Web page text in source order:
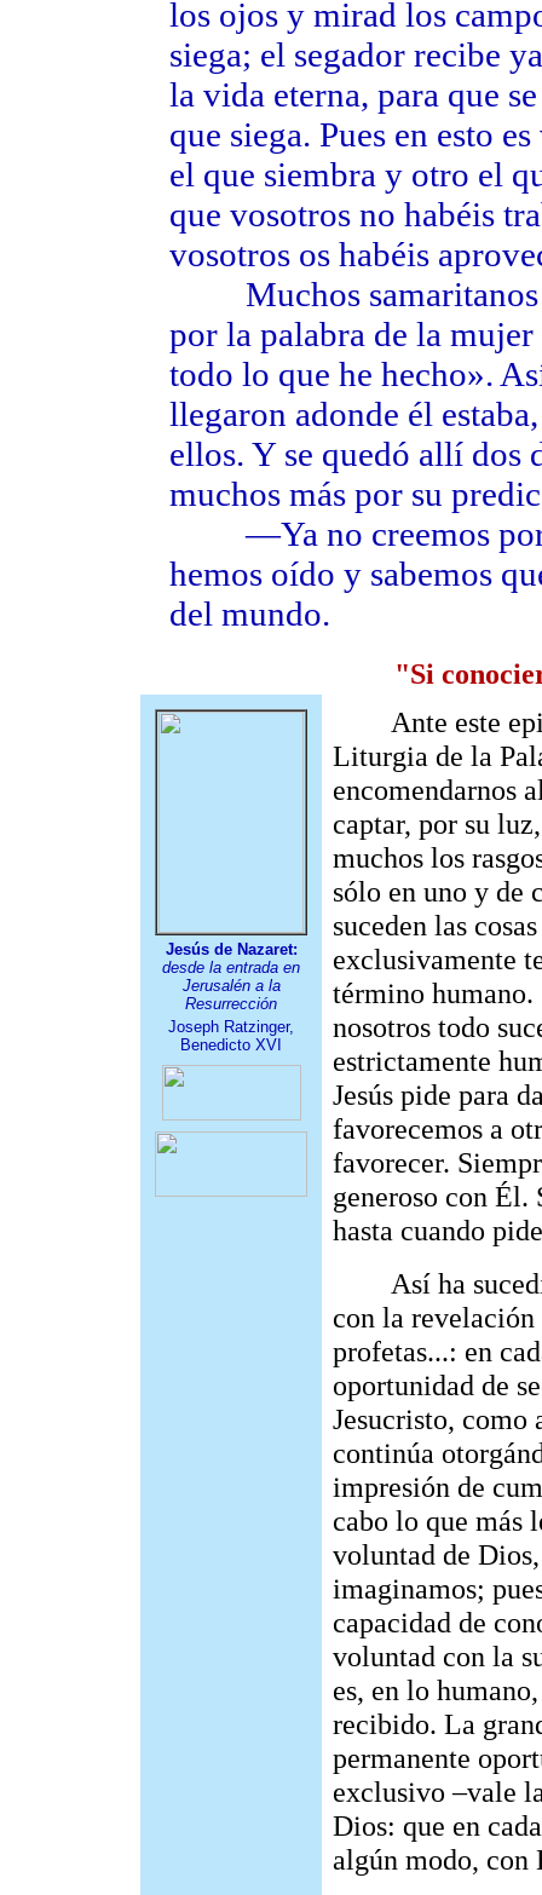
los ojos y mirad los
siega; el segador recibe
la vida eterna, para que
que siega. Pues en esto
el que siembra y otro el
que vosotros no habéis
vosotros os habéis
Muchos samaritanos
por la palabra de la
todo lo que he hecho».
llegaron adonde él
ellos. Y se quedó allí dos
muchos más por su
—Ya no creemos por
hemos oído y sabemos
del mundo.
"Si
Jesús de Nazaret:
desde la entrada en
Jerusalén a la
Resurrección
Joseph Ratzinger,
Benedicto XVI
Ante este
Liturgia de la
encomendarnos
captar, por su
muchos los
sólo en uno y de
suceden las
exclusivamente
término humano.
nosotros todo
estrictamente
Jesús pide para
favorecemos a
favorecer.
generoso con Él.
hasta cuando
Así ha
con la revelación
profetas...: en
oportunidad de
Jesucristo, como
continúa
impresión de
cabo lo que más
voluntad de
imaginamos;
capacidad de
voluntad con la
es, en lo
recibido. La
permanente
exclusivo –vale
Dios: que en
algún modo, con